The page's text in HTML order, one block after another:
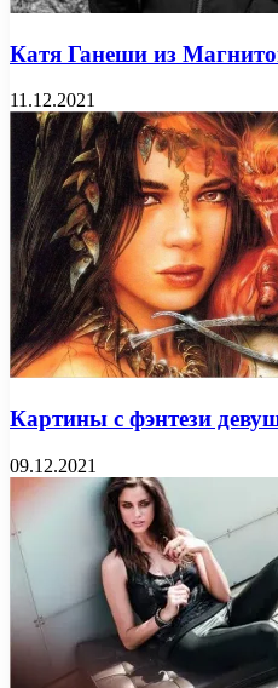
Катя Ганеши из
11.12.2021
Картины с фэнтези
09.12.2021